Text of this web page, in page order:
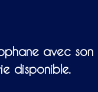
D
avec son
disponible.